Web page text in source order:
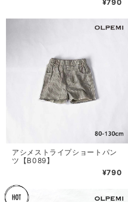
¥790
アシメストライプショートパン
ツ【B089】
¥790